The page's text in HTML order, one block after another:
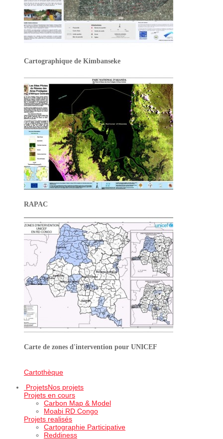
Cartographique de Kimbanseke
RAPAC
Carte de zones d'intervention pour UNICEF
Cartothèque
ProjetsNos projets
Projets en cours
Carbon Map & Model
Moabi RD Congo
Projets realisés
Cartographie Participative
Reddiness